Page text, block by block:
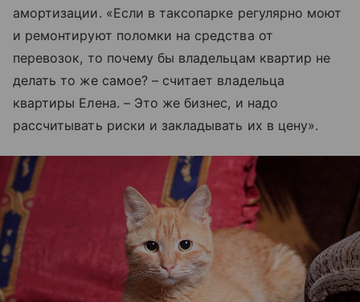
амортизации. «Если в таксопарке регулярно моют
и ремонтируют поломки на средства от
перевозок, то почему бы владельцам квартир не
делать то же самое? – считает владельца
квартиры Елена. – Это же бизнес, и надо
рассчитывать риски и закладывать их в цену».